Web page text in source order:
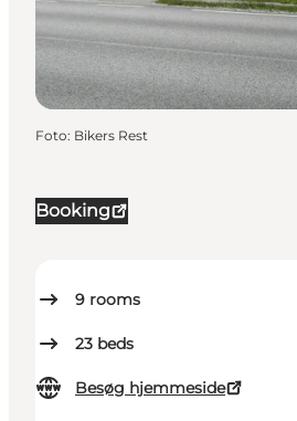
Booking
9 rooms
23 beds
Besøg hjemmeside
Foto: Bikers Rest